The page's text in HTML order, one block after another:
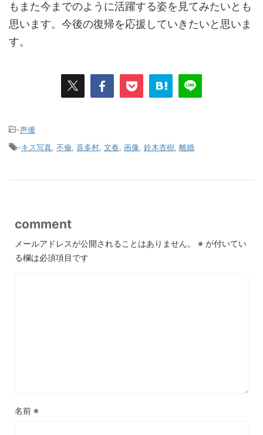
もまた今までのように活躍する姿を見てみたいとも
思います。今後の復帰を応援していきたいと思いま
す。
-声優
-キス写真 不倫 喜多村 文春 画像 鈴木杏樹 離婚
comment
メールアドレスが公開されることはありません。 ※ が付いてい
る欄は必須項目です
名前 ※